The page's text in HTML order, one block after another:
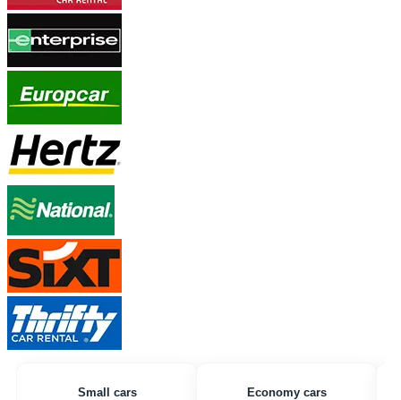
Small cars Economy cars